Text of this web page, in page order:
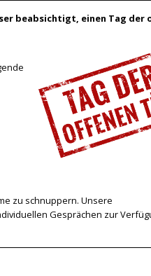
beabsichtigt, einen Tag der
zu schnuppern. Unsere
Gesprächen zur